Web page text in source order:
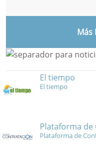
Más
El tiempo
El tiempo
Plataforma de
Plataforma de